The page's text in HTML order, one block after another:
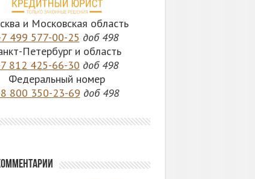
и Московская область
499 577-00-25 доб 498
Петербург и область
812 425-66-30 доб 498
Федеральный номер
800 350-23-69 доб 498